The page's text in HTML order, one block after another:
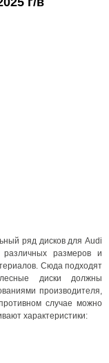
ряд дисков для Audi
размеров и
Сюда подходят
диски должны
производителя,
случае можно
характеристики: